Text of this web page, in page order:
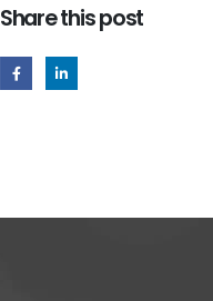
Share this post